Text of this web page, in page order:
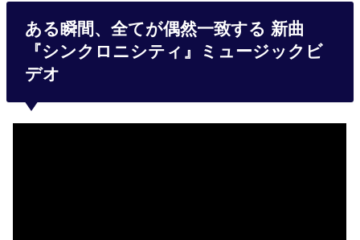
ある瞬間、全てが偶然一致する 新曲
『シンクロニシティ』ミュージックビ
デオ